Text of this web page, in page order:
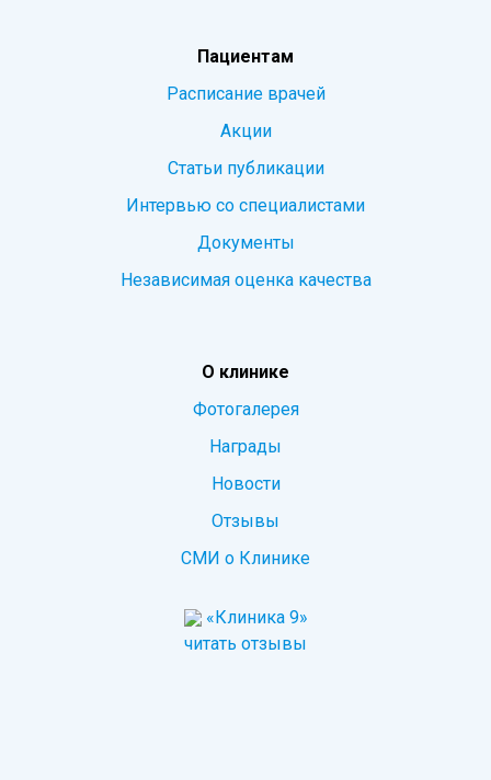
Пациентам
Расписание врачей
Акции
Статьи публикации
Интервью со специалистами
Документы
Независимая оценка качества
О клинике
Фотогалерея
Награды
Новости
Отзывы
СМИ о Клинике
«Клиника 9»
читать отзывы